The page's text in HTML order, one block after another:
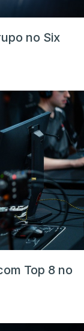
no Six
Top 8 no